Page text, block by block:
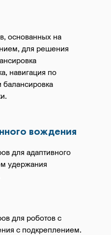
основанных на
для решения
навигация по
вождения
для адаптивного
удержания
для роботов с
с подкреплением.